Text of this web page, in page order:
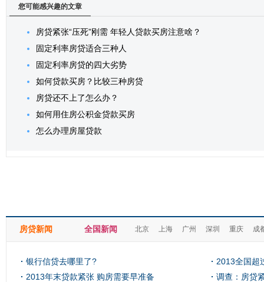
您可能感兴趣的文章
房贷紧张“压死”刚需 年轻人贷款买房注意啥？
固定利率房贷适合三种人
固定利率房贷的四大劣势
如何贷款买房？比较三种房贷
房贷还不上了怎么办？
如何用住房公积金贷款买房
怎么办理房屋贷款
房贷新闻 全国新闻 北京 上海 广州 深圳 重庆 成
银行信贷去哪里了?
2013年末贷款紧张 购房需要早准备
2013全国超
71亿
调查：房贷